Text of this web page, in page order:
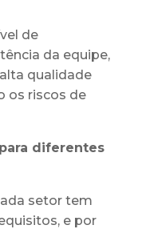
de
da equipe,
qualidade
os riscos de
diferentes
setor tem
e por